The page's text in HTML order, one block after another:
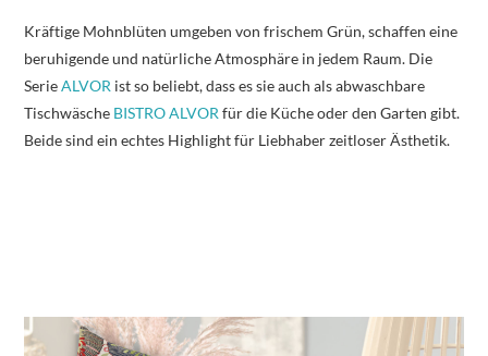
Kräftige Mohnblüten umgeben von frischem Grün, schaffen eine
beruhigende und natürliche Atmosphäre in jedem Raum. Die
SerieALVOR ist so beliebt, dass es sie auch als abwaschbare
Tischwäsche BISTRO ALVORfür die Küche oder den Garten gibt.
Beide sind ein echtes Highlight für Liebhaber zeitloser Ästhetik.